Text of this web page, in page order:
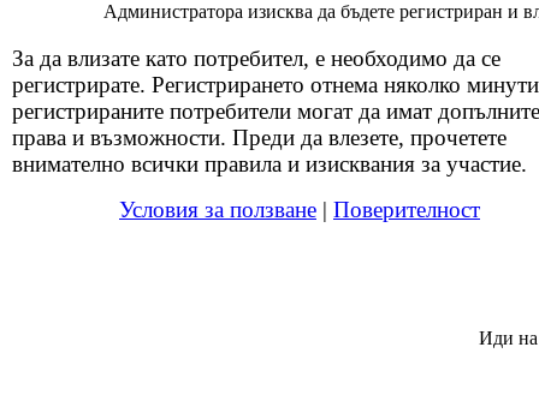
Администратора изисква да бъдете регистриран и
За да влизате като потребител, е необходимо да се
регистрирате. Регистрирането отнема няколко
регистрираните потребители могат да имат
права и възможности. Преди да влезете, прочетете
внимателно всички правила и изисквания за участие.
Условия за ползване | Поверителност
Иди